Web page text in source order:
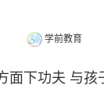
学前教育
面下功夫 与孩